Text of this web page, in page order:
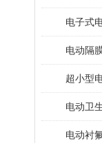
电子式
电动隔
超小型
电动卫
电动衬